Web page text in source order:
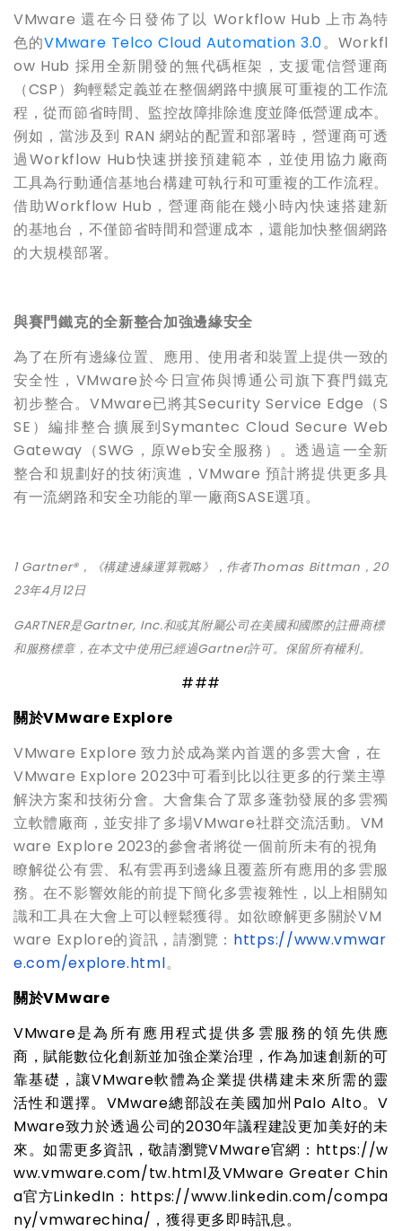
VMware 還在今日發佈了以 Workflow Hub 上市為特
色的VMware Telco Cloud Automation 3.0。Workfl
ow Hub 採用全新開發的無代碼框架，支援電信營運商
（CSP）夠輕鬆定義並在整個網路中擴展可重複的工作流
程，從而節省時間、監控故障排除進度並降低營運成本。
例如，當涉及到 RAN 網站的配置和部署時，營運商可透
過Workflow Hub快速拼接預建範本，並使用協力廠商
工具為行動通信基地台構建可執行和可重複的工作流程。
借助Workflow Hub，營運商能在幾小時內快速搭建新
的基地台，不僅節省時間和營運成本，還能加快整個網路
的大規模部署。
與賽門鐵克的全新整合加強邊緣安全
為了在所有邊緣位置、應用、使用者和裝置上提供一致的
安全性，VMware於今日宣佈與博通公司旗下賽門鐵克
初步整合。VMware已將其Security Service Edge（S
SE）編排整合擴展到Symantec Cloud Secure Web
Gateway（SWG，原Web安全服務）。透過這一全新
整合和規劃好的技術演進，VMware 預計將提供更多具
有一流網路和安全功能的單一廠商SASE選項。
1 Gartner® ，《構建邊緣運算戰略》，作者Thomas Bittman，20
23年4月12日
GARTNER是Gartner, Inc.和或其附屬公司在美國和國際的註冊商標
和服務標章，在本文中使用已經過Gartner許可。保留所有權利。
###
關於VMware Explore
VMware Explore 致力於成為業內首選的多雲大會，在
VMware Explore 2023中可看到比以往更多的行業主導
解決方案和技術分會。大會集合了眾多蓬勃發展的多雲獨
立軟體廠商，並安排了多場VMware社群交流活動。VM
ware Explore 2023的參會者將從一個前所未有的視角
瞭解從公有雲、私有雲再到邊緣且覆蓋所有應用的多雲服
務。在不影響效能的前提下簡化多雲複雜性，以上相關知
識和工具在大會上可以輕鬆獲得。如欲瞭解更多關於VM
ware Explore的資訊，請瀏覽： https://www.vmwar
e.com/explore.html。
關於VMware
VMware是為所有應用程式提供多雲服務的領先供應
商，賦能數位化創新並加強企業治理，作為加速創新的可
靠基礎，讓VMware軟體為企業提供構建未來所需的靈
活性和選擇。VMware總部設在美國加州Palo Alto。V
Mware致力於透過公司的2030年議程建設更加美好的未
來。如需更多資訊，敬請瀏覽VMware官網：https://w
ww.vmware.com/tw.html及VMware Greater Chin
a官方LinkedIn：https://www.linkedin.com/compa
ny/vmwarechina/，獲得更多即時訊息。